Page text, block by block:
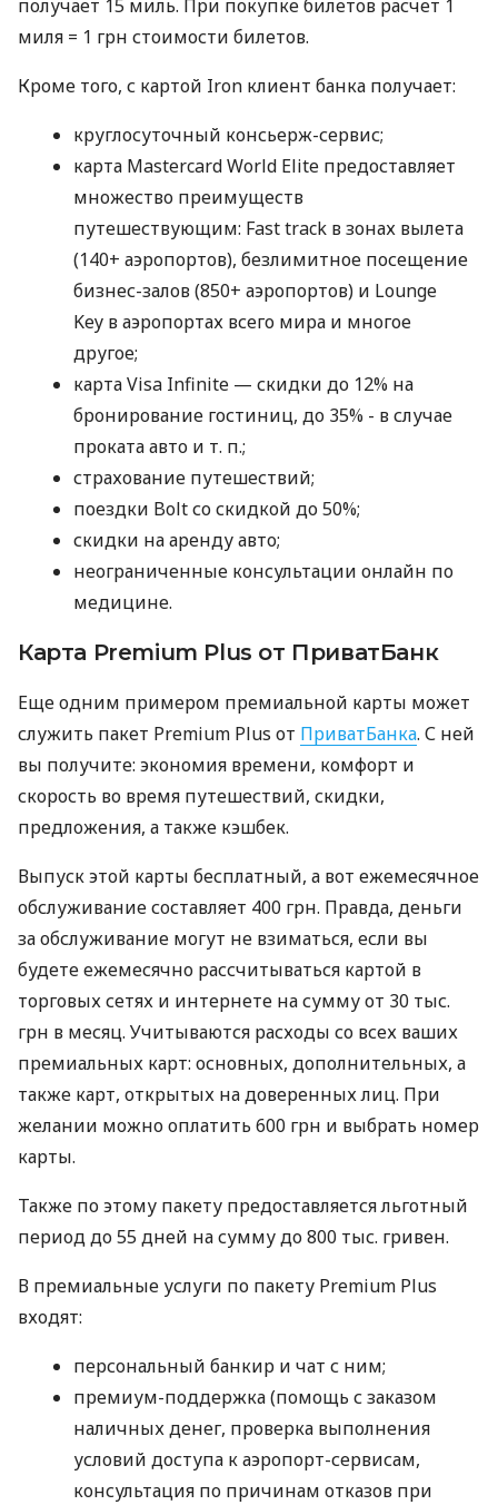
получает 15 миль. При покупке билетов расчет 1
миля = 1 грн стоимости билетов.
Кроме того, с картой Iron клиент банка получает:
круглосуточный консьерж-сервис;
карта Mastercard World Elite предоставляет
множество преимуществ
путешествующим: Fast track в зонах вылета
(140+ аэропортов), безлимитное посещение
бизнес-залов (850+ аэропортов) и Lounge
Key в аэропортах всего мира и многое
другое;
карта Visa Infinite — скидки до 12% на
бронирование гостиниц, до 35% - в случае
проката авто и т. п.;
страхование путешествий;
поездки Bolt со скидкой до 50%;
скидки на аренду авто;
неограниченные консультации онлайн по
медицине.
Карта Premium Plus от ПриватБанк
Еще одним примером премиальной карты может
служить пакет Premium Plus от ПриватБанка. С ней
вы получите: экономия времени, комфорт и
скорость во время путешествий, скидки,
предложения, а также кэшбек.
Выпуск этой карты бесплатный, а вот ежемесячное
обслуживание составляет 400 грн. Правда, деньги
за обслуживание могут не взиматься, если вы
будете ежемесячно рассчитываться картой в
торговых сетях и интернете на сумму от 30 тыс.
грн в месяц. Учитываются расходы со всех ваших
премиальных карт: основных, дополнительных, а
также карт, открытых на доверенных лиц. При
желании можно оплатить 600 грн и выбрать номер
карты.
Также по этому пакету предоставляется льготный
период до 55 дней на сумму до 800 тыс. гривен.
В премиальные услуги по пакету Premium Plus
входят:
персональный банкир и чат с ним;
премиум-поддержка (помощь с заказом
наличных денег, проверка выполнения
условий доступа к аэропорт-сервисам,
консультация по причинам отказов при